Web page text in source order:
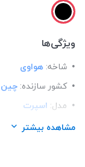
ویژگی‌ها
شاخه: هواوی
کشور سازنده: چین
مدل: اسپرت
ساختار: چرمی
مشاهده بیشتر